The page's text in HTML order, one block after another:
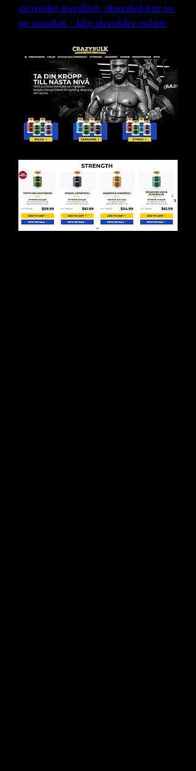
steroider sterilitet, dianabol kur 10
60 resultat - Köp steroider online